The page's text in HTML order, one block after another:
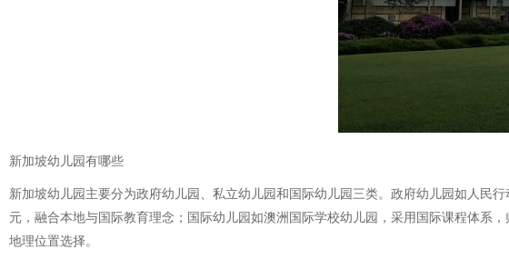
新加坡幼儿园有哪些
新加坡幼儿园主要分为政府幼儿园、私立幼儿园和国际幼儿园三类。政府幼儿园如人民
元，融合本地与国际教育理念；国际幼儿园如澳洲国际学校幼儿园，采用国际课程体系
地理位置选择。